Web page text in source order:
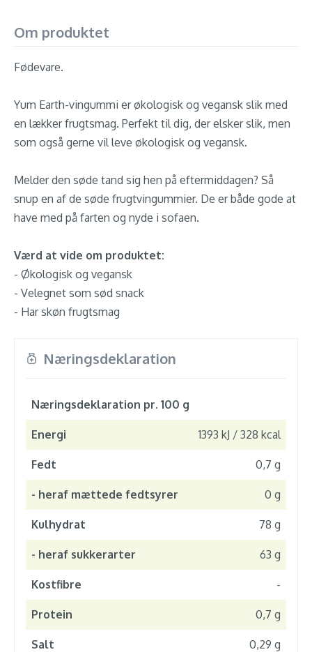
Om produktet
Fødevare.
Yum Earth-vingummi er økologisk og vegansk slik med
en lækker frugtsmag. Perfekt til dig, der elsker slik, men
som også gerne vil leve økologisk og vegansk.
Melder den søde tand sig hen på eftermiddagen? Så
snup en af de søde frugtvingummier. De er både gode at
have med på farten og nyde i sofaen.
Værd at vide om produktet:
- Økologisk og vegansk
- Velegnet som sød snack
- Har skøn frugtsmag
Næringsdeklaration
Næringsdeklaration pr. 100 g
Energi 1393 kJ / 328 kcal
Fedt 0,7 g
- heraf mættede fedtsyrer 0 g
Kulhydrat 78 g
- heraf sukkerarter 63 g
Kostfibre -
Protein 0,7 g
Salt 0,29 g